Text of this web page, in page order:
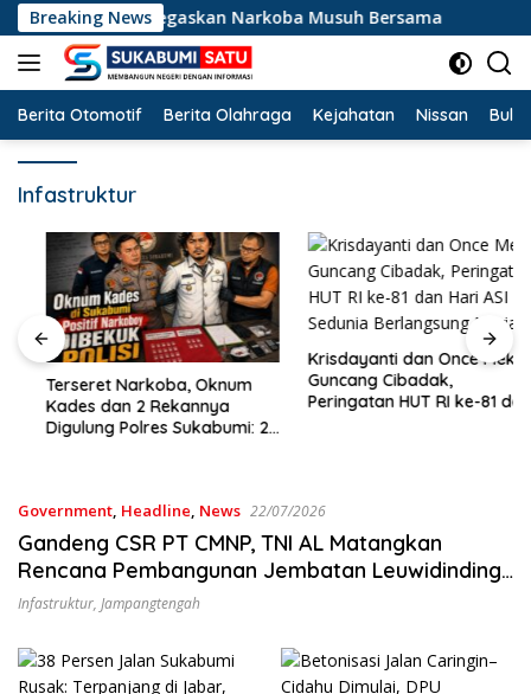
Langsung
ke
konten
Breaking News
Tegaskan Narkoba Musuh Bersama
Berita Otomotif Berita Olahraga Kejahatan Nissan
Infastruktur
Terseret Narkoba, Oknum
Kades dan 2 Rekannya
Digulung Polres Sukabumi: 28
Krisdayanti dan Once Mekel
Guncang Cibadak,
Peringatan HUT RI ke-81 dan
Government, Headline, News 22/07/2026
Gandeng CSR PT CMNP, TNI AL Matangkan
Rencana Pembangunan Jembatan Leuwidinding
Sukabumi
Infastruktur, Jampangtengah